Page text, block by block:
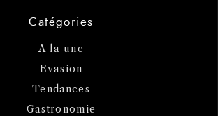
Catégories
A la une
Evasion
Tendances
Gastronomie